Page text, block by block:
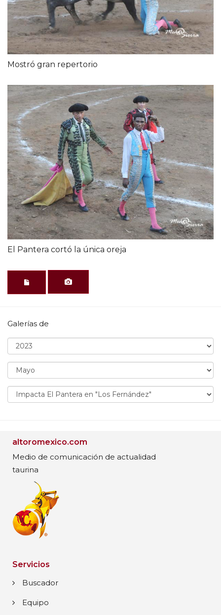
Mostró gran repertorio
El Pantera cortó la única oreja
Galerías de
altoromexico.com
Medio de comunicación de actualidad
taurina
Servicios
Buscador
Equipo